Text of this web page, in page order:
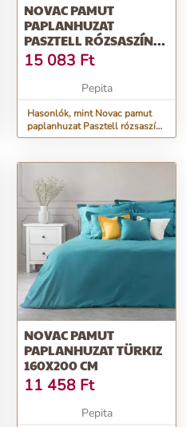
NOVAC PAMUT
PAPLANHUZAT
PASZTELL RÓZSASZÍN
220X200 CM
15 083 Ft
Pepita
Hasonlók, mint Novac pamut
paplanhuzat Pasztell rózsaszín
220x200 cm
NOVAC PAMUT
PAPLANHUZAT TÜRKIZ
160X200 CM
11 458 Ft
Pepita